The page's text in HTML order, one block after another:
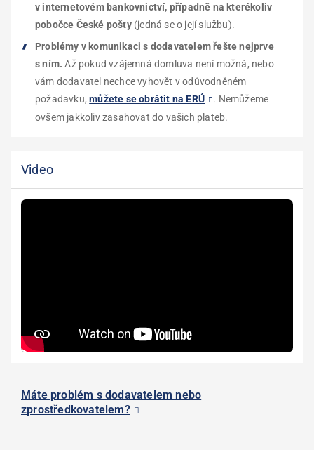
v internetovém bankovnictví, případně na kterékoliv
pobočce České pošty(jedná se o její službu).
Problémy v komunikaci s dodavatelem řešte nejprve
s ním. Až pokud vzájemná domluva není možná, nebo
vám dodavatel nechce vyhovět v odůvodněném
požadavku,můžete se obrátit na ERÚ
. Nemůžeme
ovšem jakkoliv zasahovat do vašich plateb.
Video
Máte problém s dodavatelem nebo
zprostředkovatelem?